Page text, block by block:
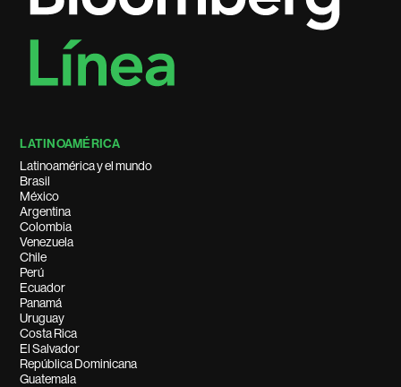
LATINOAMÉRICA
Latinoamérica y el mundo
Brasil
México
Argentina
Colombia
Venezuela
Chile
Perú
Ecuador
Panamá
Uruguay
Costa Rica
El Salvador
República Dominicana
Guatemala